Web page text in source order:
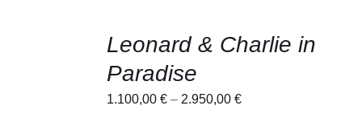
AUSFÜHRUNG
PRODUKT
MEHRERE
Leonard & Charlie in
Paradise
1.100,00€ – 2.950,00€